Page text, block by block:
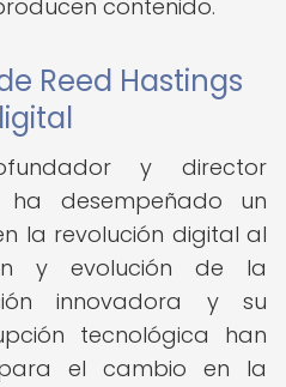
contenido.
Reed Hastings
y director
ha desempeñado un
la revolución digital al
y evolución de la
innovadora y su
tecnológica han
el cambio en la